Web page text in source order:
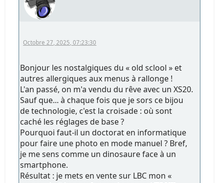
Octobre 27, 2025, 07:23:30
Bonjour les nostalgiques du « old sclool » et
autres allergiques aux menus à rallonge !
L'an passé, on m'a vendu du rêve avec un XS20.
Sauf que... à chaque fois que je sors ce bijou
de technologie, c'est la croisade : où sont
caché les réglages de base ?
Pourquoi faut-il un doctorat en informatique
pour faire une photo en mode manuel ? Bref,
je me sens comme un dinosaure face à un
smartphone.
Résultat : je mets en vente sur LBC mon «